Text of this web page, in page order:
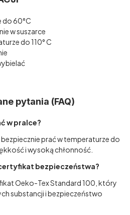
do 60°C
w suszarce
do 110° C
pytania (FAQ)
w pralce?
bezpiecznie prać w temperaturze do
i wysoką chłonność.
bezpieczeństwa?
Oeko-Tex Standard 100, który
substancji i bezpieczeństwo